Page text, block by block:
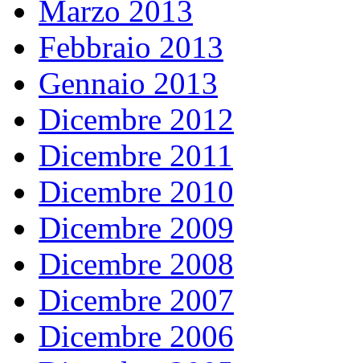
Marzo 2013
Febbraio 2013
Gennaio 2013
Dicembre 2012
Dicembre 2011
Dicembre 2010
Dicembre 2009
Dicembre 2008
Dicembre 2007
Dicembre 2006